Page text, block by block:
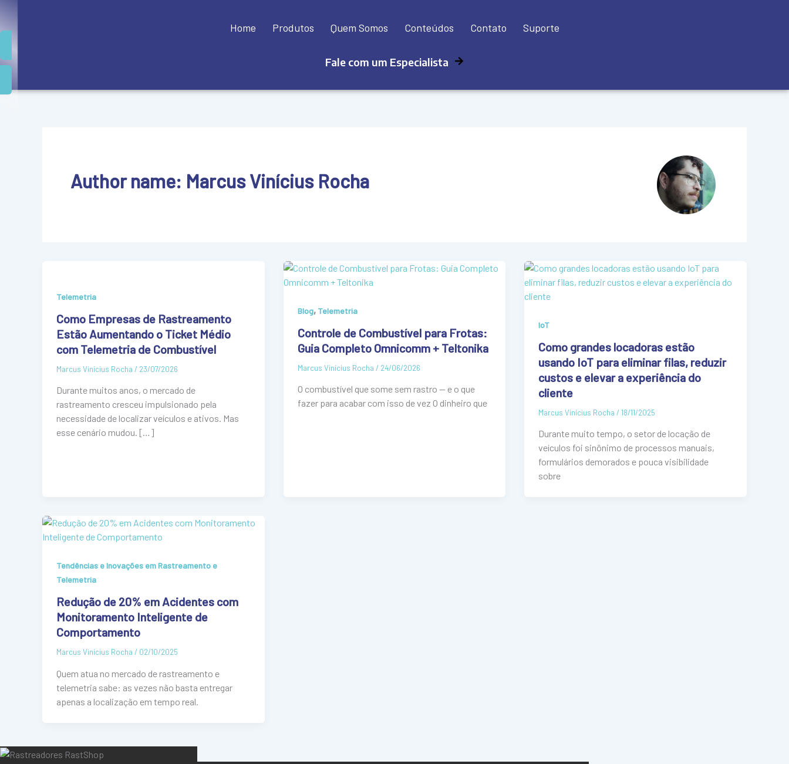
o
Home Produtos Quem Somos Conteúdos Contato Suporte
Fale com um Especialista
Author name: Marcus Vinícius Rocha
Telemetria
Como Empresas de Rastreamento
Estão Aumentando o Ticket Médio
com Telemetria de Combustível
Marcus Vinícius Rocha / 23/07/2026
Durante muitos anos, o mercado de
rastreamento cresceu impulsionado pela
necessidade de localizar veículos e ativos. Mas
esse cenário mudou. […]
Blog, Telemetria
Controle de Combustível para Frotas:
Guia Completo Omnicomm + Teltonika
Marcus Vinícius Rocha / 24/06/2026
O combustível que some sem rastro — e o que
fazer para acabar com isso de vez O dinheiro que
IoT
Como grandes locadoras estão
usando IoT para eliminar filas, reduzir
custos e elevar a experiência do
cliente
Marcus Vinícius Rocha/18/11/2025
Durante muito tempo, o setor de locação de
veículos foi sinônimo de processos manuais,
formulários demorados e pouca visibilidade
sobre
Tendências e Inovações em Rastreamento e
Telemetria
Redução de 20% em Acidentes com
Monitoramento Inteligente de
Comportamento
Marcus Vinícius Rocha / 02/10/2025
Quem atua no mercado de rastreamento e
telemetria sabe: as vezes não basta entregar
apenas a localização em tempo real.